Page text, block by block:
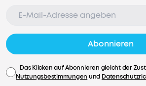
Abonnieren
Das Klicken auf Abonnieren gleicht der
Nutzungsbestimmungen und